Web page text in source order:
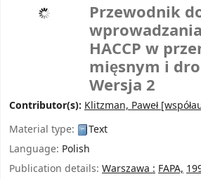
Przewodnik
HACCP w
mięsnym i
Wersja 2
Contributor(s): Klitzman, Paweł
Material type:
Text
Language: Polish
Publication details: Warszawa : FAPA,